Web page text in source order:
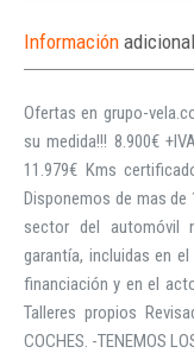
Información adicional
Ofertas en grupo-
su medida!!! 8.900€
11.979€ Kms
Disponemos de mas
sector del automóvil
garantía, incluidas en
financiación y en el
Talleres propios
COCHES. -TENEMOS